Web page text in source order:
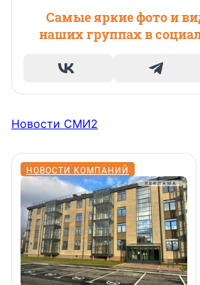
Самые яркие фото и
наших группах в
Новости СМИ2
НОВОСТИ КОМПАНИЙ